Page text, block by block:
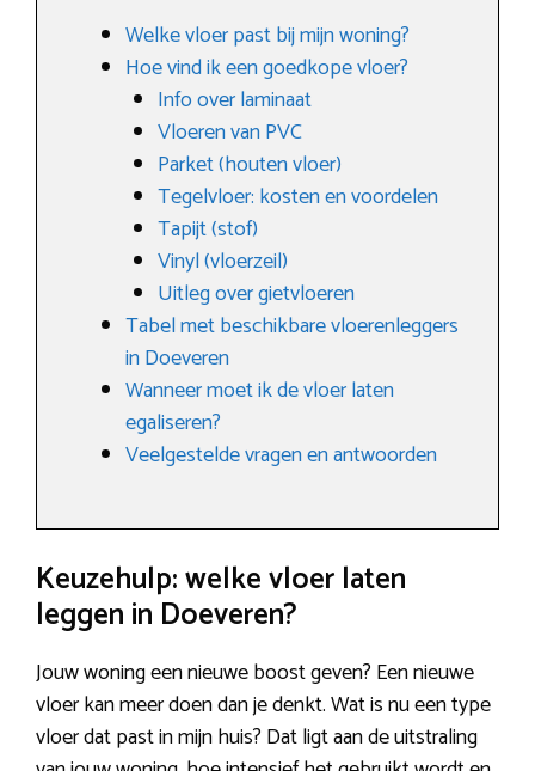
Welke vloer past bij mijn woning?
Hoe vind ik een goedkope vloer?
Info over laminaat
Vloeren van PVC
Parket (houten vloer)
Tegelvloer: kosten en voordelen
Tapijt (stof)
Vinyl (vloerzeil)
Uitleg over gietvloeren
Tabel met beschikbare vloerenleggers
in Doeveren
Wanneer moet ik de vloer laten
egaliseren?
Veelgestelde vragen en antwoorden
Keuzehulp: welke vloer laten
leggen in Doeveren?
Jouw woning een nieuwe boost geven? Een nieuwe
vloer kan meer doen dan je denkt. Wat is nu een type
vloer dat past in mijn huis? Dat ligt aan de uitstraling